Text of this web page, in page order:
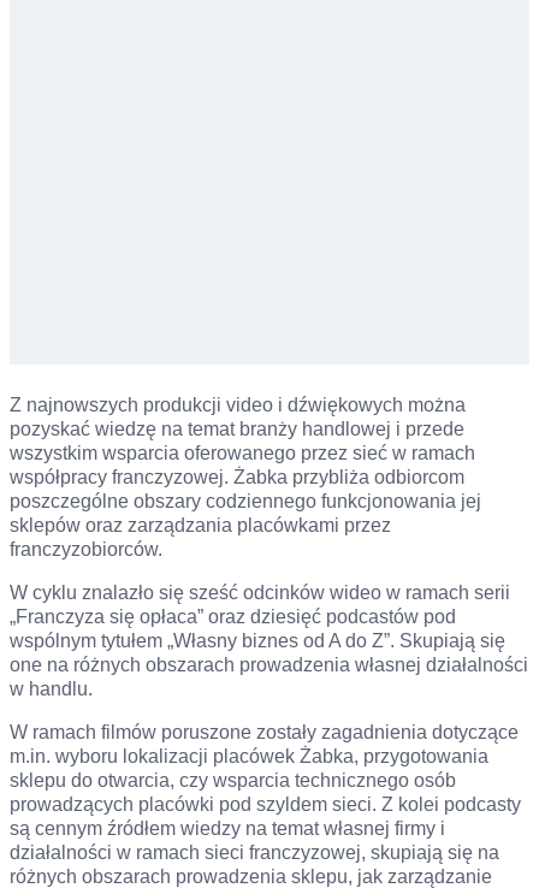
Z najnowszych produkcji video i dźwiękowych można
pozyskać wiedzę na temat branży handlowej i przede
wszystkim wsparcia oferowanego przez sieć w ramach
współpracy franczyzowej. Żabka przybliża odbiorcom
poszczególne obszary codziennego funkcjonowania jej
sklepów oraz zarządzania placówkami przez
franczyzobiorców.
W cyklu znalazło się sześć odcinków wideo w ramach serii
„Franczyza się opłaca” oraz dziesięć podcastów pod
wspólnym tytułem „Własny biznes od A do Z”. Skupiają się
one na różnych obszarach prowadzenia własnej działalności
w handlu.
W ramach filmów poruszone zostały zagadnienia dotyczące
m.in. wyboru lokalizacji placówek Żabka, przygotowania
sklepu do otwarcia, czy wsparcia technicznego osób
prowadzących placówki pod szyldem sieci. Z kolei podcasty
są cennym źródłem wiedzy na temat własnej firmy i
działalności w ramach sieci franczyzowej, skupiają się na
różnych obszarach prowadzenia sklepu, jak zarządzanie